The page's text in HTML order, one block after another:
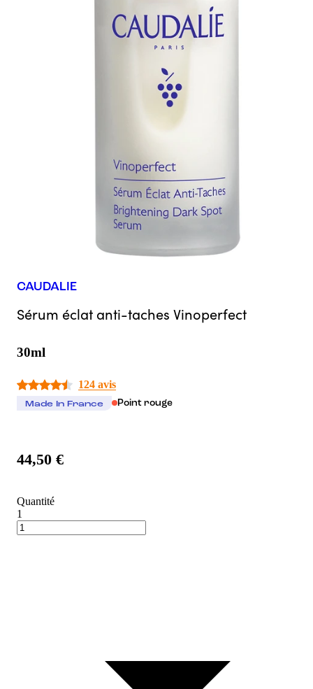
CAUDALIE
Sérum éclat anti-taches Vinoperfect
30ml
124 avis
Made In France Point rouge
44,50 €
Quantité
1